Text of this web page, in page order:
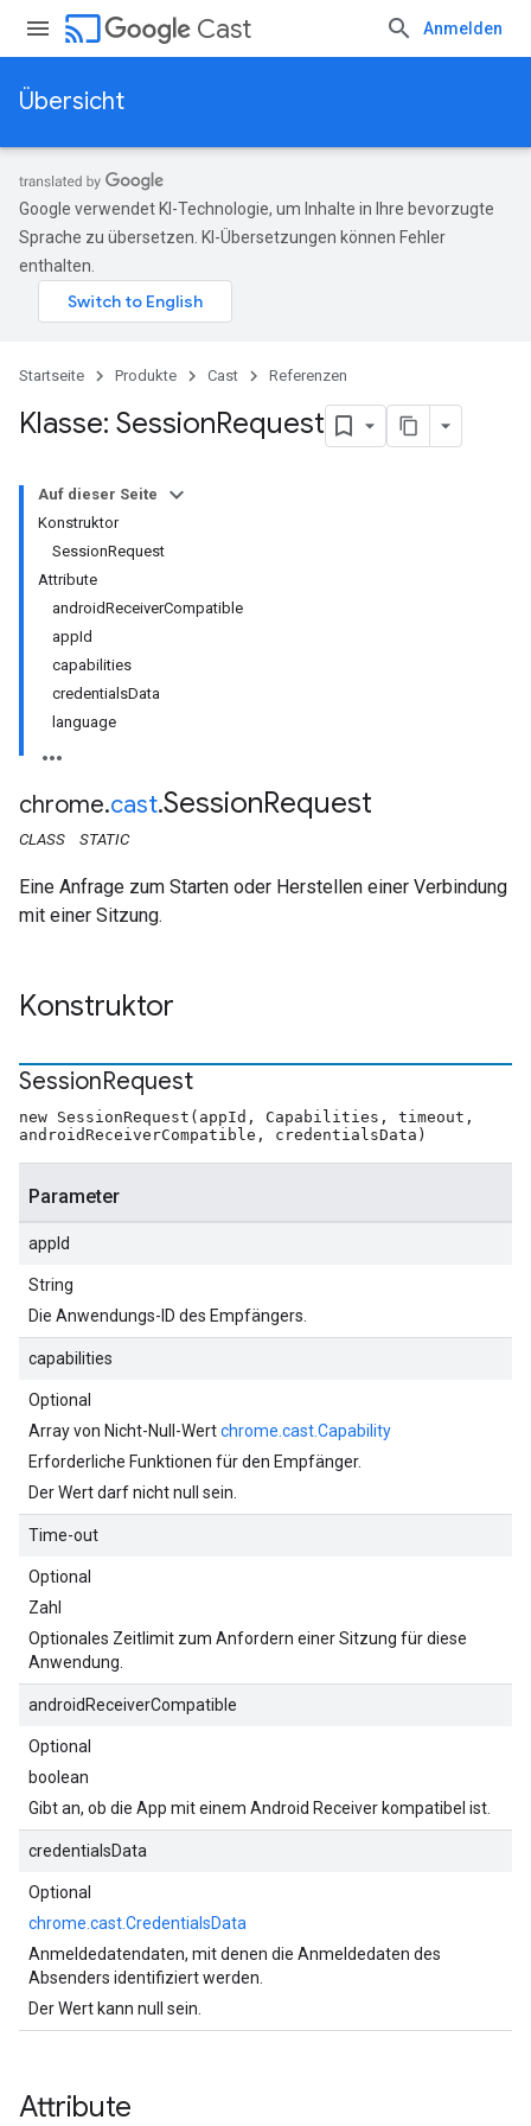
cast Cast Anmelden
Übersicht
Google verwendet KI-Technologie, um Inhalte in Ihre bevorzugte
Sprache zu übersetzen. KI-Übersetzungen können Fehler
enthalten.
Startseite Produkte Cast Referenzen
Klasse: SessionRequest
Auf dieser Seite
Konstruktor
SessionRequest
Attribute
androidReceiverCompatible
appId
capabilities
credentialsData
language
chrome.cast.SessionRequest
CLASS STATIC
Eine Anfrage zum Starten oder Herstellen einer Verbindung
mit einer Sitzung.
Konstruktor
SessionRequest
new SessionRequest(appId, Capabilities, timeout,
androidReceiverCompatible, credentialsData)
Parameter
appId
String
Die Anwendungs-ID des Empfängers.
capabilities
Optional
Array von Nicht-Null-Wertchrome.cast.Capability
Erforderliche Funktionen für den Empfänger.
Der Wert darf nicht null sein.
Time-out
Optional
Zahl
Optionales Zeitlimit zum Anfordern einer Sitzung für diese
Anwendung.
androidReceiverCompatible
Optional
boolean
Gibt an, ob die App mit einem Android Receiver kompatibel ist.
credentialsData
Optional
chrome.cast.CredentialsData
Anmeldedatendaten, mit denen die Anmeldedaten des
Absenders identifiziert werden.
Der Wert kann null sein.
Attribute